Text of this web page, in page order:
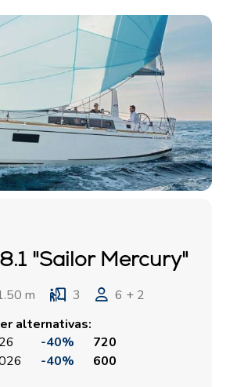
"Sailor Mercury"
m 3
6 + 2
alternativas:
-40%
720
-40% 600